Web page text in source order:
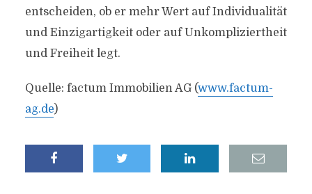
entscheiden, ob er mehr Wert auf Individualität
und Einzigartigkeit oder auf Unkompliziertheit
und Freiheit legt.
Quelle: factum Immobilien AG (www.factum-
ag.de)